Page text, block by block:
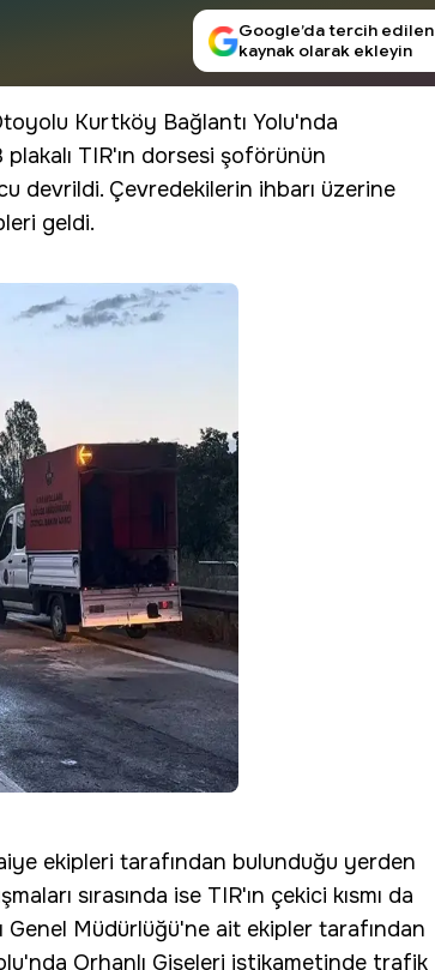
Google’da tercih edilen
kaynak olarak ekleyin
Kurtköy Bağlantı Yolu'nda
TIR'ın dorsesi şoförünün
devrildi. Çevredekilerin ihbarı üzerine
geldi.
ekipleri tarafından bulunduğu yerden
sırasında ise TIR'ın çekici kısmı da
Müdürlüğü'ne ait ekipler tarafından
Orhanlı Gişeleri istikametinde trafik